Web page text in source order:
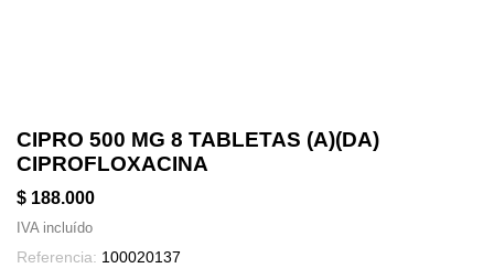
CIPRO 500 MG 8 TABLETAS (A)(DA)
CIPROFLOXACINA
$ 188.000
IVA incluído
Referencia: 100020137